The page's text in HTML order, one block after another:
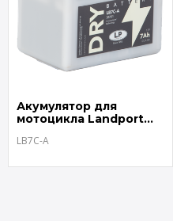
Акумулятор для
мотоцикла Landport
LB7C-A